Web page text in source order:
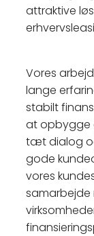
attraktive
Vores
lange
stabilt
at opbygge
tæt dialog
gode
vores
samarbejde